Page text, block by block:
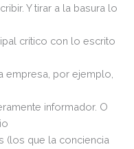
Y tirar a la basura lo
crítico con lo escrito
empresa, por ejemplo,
informador. O
(los que la conciencia